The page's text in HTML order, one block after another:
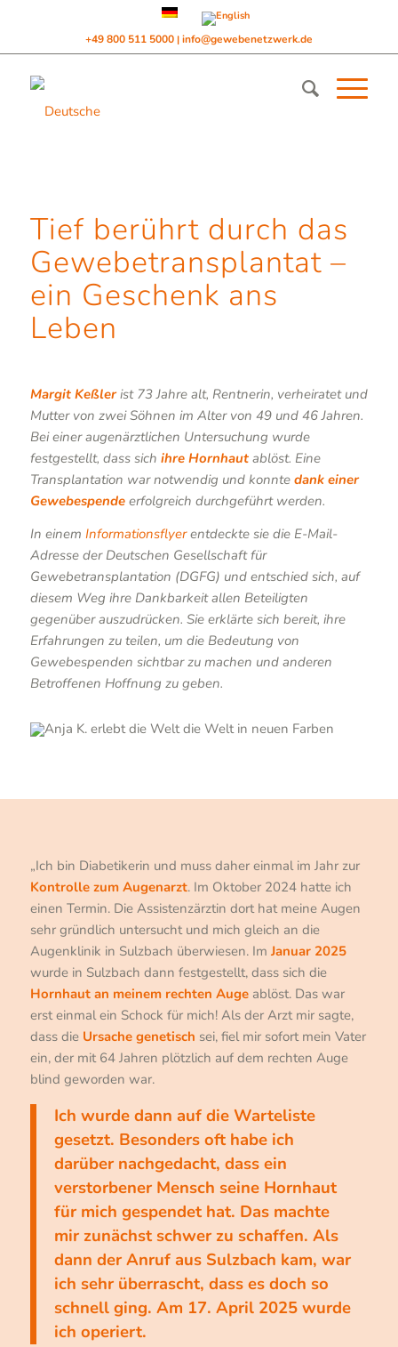
+49 800 511 5000 | info@gewebenetzwerk.de
Tief berührt durch das
Gewebetransplantat –
ein Geschenk ans
Leben
Margit Keßlerist 73 Jahre alt, Rentnerin, verheiratet und
Mutter von zwei Söhnen im Alter von 49 und 46 Jahren.
Bei einer augenärztlichen Untersuchung wurde
festgestellt, dass sich ihre Hornhautablöst. Eine
Transplantation war notwendig und konnte dank einer
Gewebespendeerfolgreich durchgeführt werden.
In einem Informationsflyerentdeckte sie die E-Mail-
Adresse der Deutschen Gesellschaft für
Gewebetransplantation (DGFG) und entschied sich, auf
diesem Weg ihre Dankbarkeit allen Beteiligten
gegenüber auszudrücken. Sie erklärte sich bereit, ihre
Erfahrungen zu teilen, um die Bedeutung von
Gewebespenden sichtbar zu machen und anderen
Betroffenen Hoffnung zu geben.
„Ich bin Diabetikerin und muss daher einmal im Jahr zur
Kontrolle zum Augenarzt. Im Oktober 2024 hatte ich
einen Termin. Die Assistenzärztin dort hat meine Augen
sehr gründlich untersucht und mich gleich an die
Augenklinik in Sulzbach überwiesen. Im Januar 2025
wurde in Sulzbach dann festgestellt, dass sich die
Hornhaut an meinem rechten Augeablöst. Das war
erst einmal ein Schock für mich! Als der Arzt mir sagte,
dass dieUrsache genetisch sei, fiel mir sofort mein Vater
ein, der mit 64 Jahren plötzlich auf dem rechten Auge
blind geworden war.
Ich wurde dann auf die Warteliste
gesetzt. Besonders oft habe ich
darüber nachgedacht, dass ein
verstorbener Mensch seine Hornhaut
für mich gespendet hat. Das machte
mir zunächst schwer zu schaffen. Als
dann der Anruf aus Sulzbach kam, war
ich sehr überrascht, dass es doch so
schnell ging. Am 17. April 2025 wurde
ich operiert.